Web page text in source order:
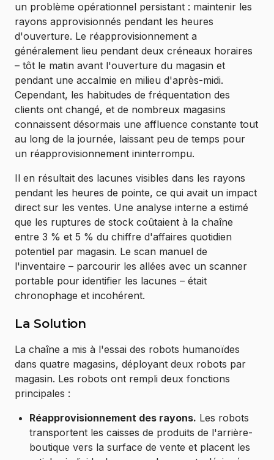
un problème opérationnel persistant : maintenir les
rayons approvisionnés pendant les heures
d'ouverture. Le réapprovisionnement a
généralement lieu pendant deux créneaux horaires
– tôt le matin avant l'ouverture du magasin et
pendant une accalmie en milieu d'après-midi.
Cependant, les habitudes de fréquentation des
clients ont changé, et de nombreux magasins
connaissent désormais une affluence constante tout
au long de la journée, laissant peu de temps pour
un réapprovisionnement ininterrompu.
Il en résultait des lacunes visibles dans les rayons
pendant les heures de pointe, ce qui avait un impact
direct sur les ventes. Une analyse interne a estimé
que les ruptures de stock coûtaient à la chaîne
entre 3 % et 5 % du chiffre d'affaires quotidien
potentiel par magasin. Le scan manuel de
l'inventaire – parcourir les allées avec un scanner
portable pour identifier les lacunes – était
chronophage et incohérent.
La Solution
La chaîne a mis à l'essai des robots humanoïdes
dans quatre magasins, déployant deux robots par
magasin. Les robots ont rempli deux fonctions
principales :
Réapprovisionnement des rayons. Les robots
transportent les caisses de produits de l'arrière-
boutique vers la surface de vente et placent les